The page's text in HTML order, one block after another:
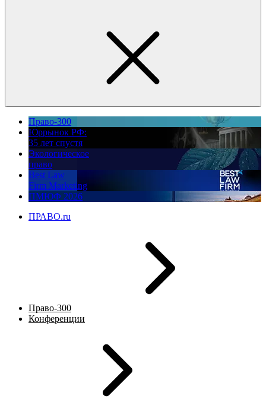
Право-300
Юррынок РФ:
35 лет спустя
Экологическое
право
Best Law
Firm Marketing
ПМЮФ 2026
ПРАВО.ru
Право-300
Конференции